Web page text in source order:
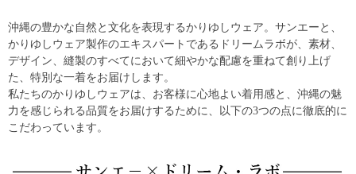
沖縄の豊かな自然と文化を表現するかりゆしウェア。サンエーと、
かりゆしウェア製作のエキスパートであるドリームラボが、素材、
デザイン、縫製のすべてにおいて細やかな配慮を重ねて創り上げ
た、特別な一着をお届けします。
私たちのかりゆしウェアは、お客様に心地よい着用感と、沖縄の魅
力を感じられる品質をお届けするために、以下の3つの点に徹底的に
こだわっています。